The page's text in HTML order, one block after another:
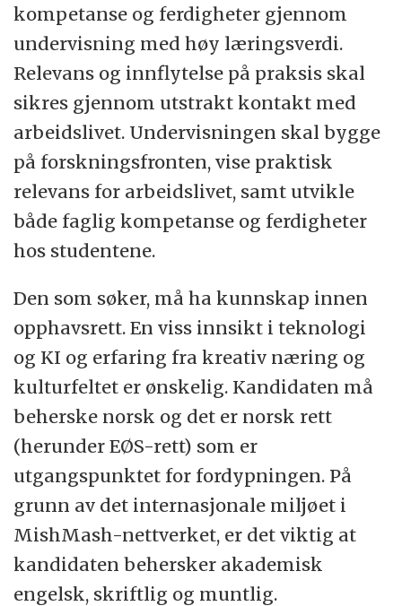
kompetanse og ferdigheter gjennom
undervisning med høy læringsverdi.
Relevans og innflytelse på praksis skal
sikres gjennom utstrakt kontakt med
arbeidslivet. Undervisningen skal bygge
på forskningsfronten, vise praktisk
relevans for arbeidslivet, samt utvikle
både faglig kompetanse og ferdigheter
hos studentene.
Den som søker, må ha kunnskap innen
opphavsrett. En viss innsikt i teknologi
og KI og erfaring fra kreativ næring og
kulturfeltet er ønskelig. Kandidaten må
beherske norsk og det er norsk rett
(herunder EØS-rett) som er
utgangspunktet for fordypningen. På
grunn av det internasjonale miljøet i
MishMash-nettverket, er det viktig at
kandidaten behersker akademisk
engelsk, skriftlig og muntlig.